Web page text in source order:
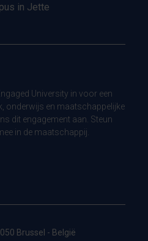
in Jette
University in voor een
onderwijs en maatschappelijke
dit engagement aan. Steun
in de maatschappij.
Brussel - België